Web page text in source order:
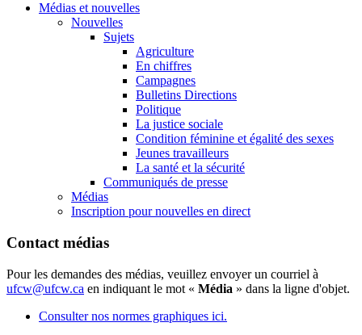
Médias et nouvelles
Nouvelles
Sujets
Agriculture
En chiffres
Campagnes
Bulletins Directions
Politique
La justice sociale
Condition féminine et égalité des sexes
Jeunes travailleurs
La santé et la sécurité
Communiqués de presse
Médias
Inscription pour nouvelles en direct
Contact médias
Pour les demandes des médias, veuillez envoyer un courriel à
ufcw@ufcw.ca en indiquant le mot « Média » dans la ligne d'objet.
Consulter nos normes graphiques ici.